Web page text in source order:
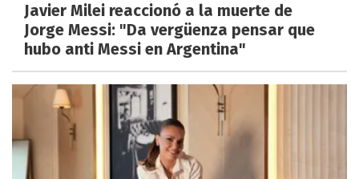
Javier Milei reaccionó a la muerte de
Jorge Messi: "Da vergüenza pensar que
hubo anti Messi en Argentina"